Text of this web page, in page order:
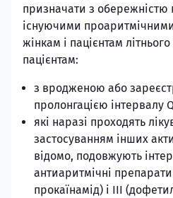
призначати з обережністю
існуючими
жінкам і пацієнтам
пацієнтам:
з вродженою або
пролонгацією інтервалу
які наразі проходять
застосуванням інших
відомо, подовжують
антиаритмічні препарати
прокаїнамід) і III